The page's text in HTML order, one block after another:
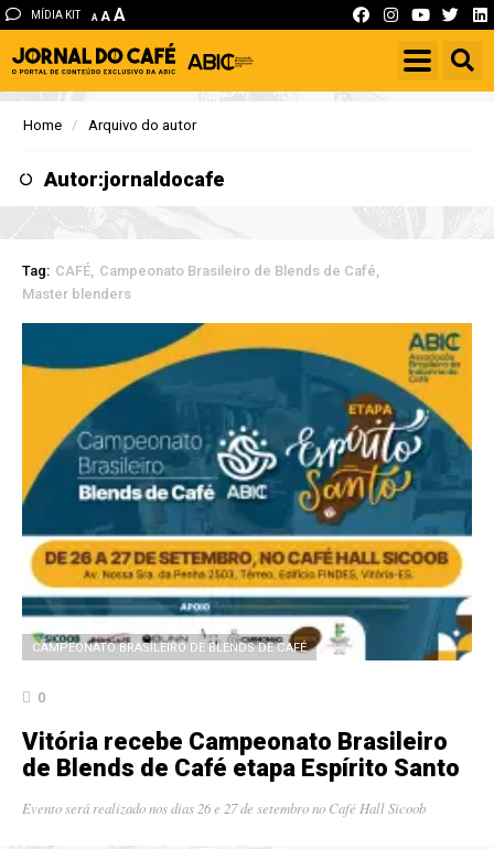
MÍDIA KIT A A A
Home Arquivo do autor
Autor:jornaldocafe
Tag: CAFÉ Campeonato Brasileiro de Blends de Café
Master blenders
CAMPEONATO BRASILEIRO DE BLENDS DE CAFÉ
0
Vitória recebe Campeonato Brasileiro
de Blends de Café etapa Espírito Santo
Evento será realizado nos dias 26 e 27 de setembro no Café Hall Sicoob